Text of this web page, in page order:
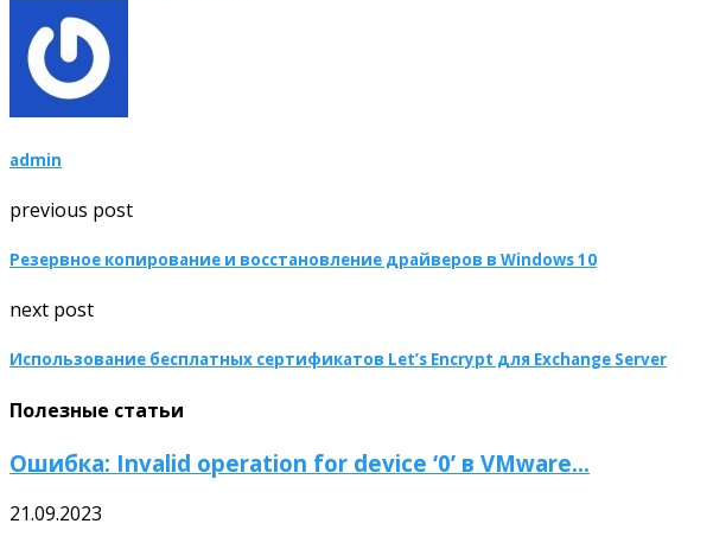
admin
previous post
Резервное копирование и восстановление драйверов в Windows 10
next post
Использование бесплатных сертификатов Let’s Encrypt для Exchange Server
Полезные статьи
Ошибка: Invalid operation for device ‘0’ в VMware...
21.09.2023